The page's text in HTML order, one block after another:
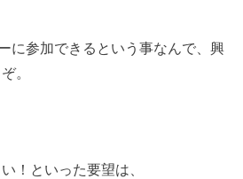
に参加できるという事なんで、興
。
！といった要望は、